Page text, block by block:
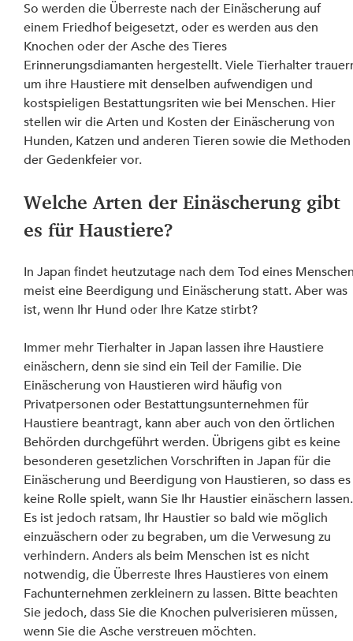
So werden die Überreste nach der Einäscherung auf
einem Friedhof beigesetzt, oder es werden aus den
Knochen oder der Asche des Tieres
Erinnerungsdiamanten hergestellt. Viele Tierhalter
um ihre Haustiere mit denselben aufwendigen und
kostspieligen Bestattungsriten wie bei Menschen. Hier
stellen wir die Arten und Kosten der Einäscherung von
Hunden, Katzen und anderen Tieren sowie die
der Gedenkfeier vor.
Welche Arten der Einäscherung gibt
es für Haustiere?
In Japan findet heutzutage nach dem Tod eines
meist eine Beerdigung und Einäscherung statt. Aber was
ist, wenn Ihr Hund oder Ihre Katze stirbt?
Immer mehr Tierhalter in Japan lassen ihre Haustiere
einäschern, denn sie sind ein Teil der Familie. Die
Einäscherung von Haustieren wird häufig von
Privatpersonen oder Bestattungsunternehmen für
Haustiere beantragt, kann aber auch von den örtlichen
Behörden durchgeführt werden. Übrigens gibt es keine
besonderen gesetzlichen Vorschriften in Japan für die
Einäscherung und Beerdigung von Haustieren, so dass
keine Rolle spielt, wann Sie Ihr Haustier einäschern
Es ist jedoch ratsam, Ihr Haustier so bald wie möglich
einzuäschern oder zu begraben, um die Verwesung zu
verhindern. Anders als beim Menschen ist es nicht
notwendig, die Überreste Ihres Haustieres von einem
Fachunternehmen zerkleinern zu lassen. Bitte beachten
Sie jedoch, dass Sie die Knochen pulverisieren müssen,
wenn Sie die Asche verstreuen möchten.